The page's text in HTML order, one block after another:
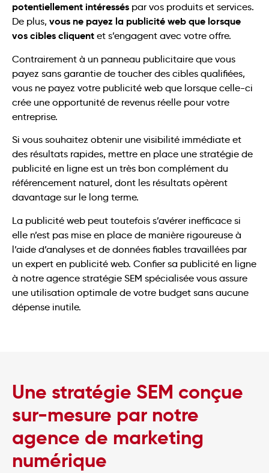
potentiellement intéressés par vos produits et services.
De plus, vous ne payez la publicité web que lorsque
vos cibles cliquent et s’engagent avec votre offre.
Contrairement à un panneau publicitaire que vous
payez sans garantie de toucher des cibles qualifiées,
vous ne payez votre publicité web que lorsque celle-ci
crée une opportunité de revenus réelle pour votre
entreprise.
Si vous souhaitez obtenir une visibilité immédiate et
des résultats rapides, mettre en place une stratégie de
publicité en ligne est un très bon complément du
référencement naturel, dont les résultats opèrent
davantage sur le long terme.
La publicité web peut toutefois s’avérer inefficace si
elle n’est pas mise en place de manière rigoureuse à
l’aide d’analyses et de données fiables travaillées par
un expert en publicité web. Confier sa publicité en ligne
à notre agence stratégie SEM spécialisée vous assure
une utilisation optimale de votre budget sans aucune
dépense inutile.
Une stratégie SEM conçue
sur-mesure par notre
agence de marketing
numérique